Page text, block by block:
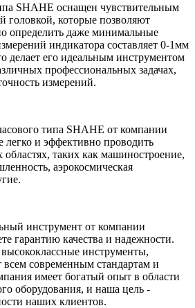
SHAHE оснащен чувствительным
головкой, которые позволяют
определить даже минимальные
индикатора составляет 0-1мм
делает его идеальным инструментом
профессиональных задачах,
измерений.
типа SHAHE от компании
и эффективно проводить
таких как машиностроение,
аэрокосмическая
инструмент от компании
гарантию качества и надежности.
инструменты,
всем современным стандартам и
имеет богатый опыт в области
оборудования, и наша цель -
наших клиентов.